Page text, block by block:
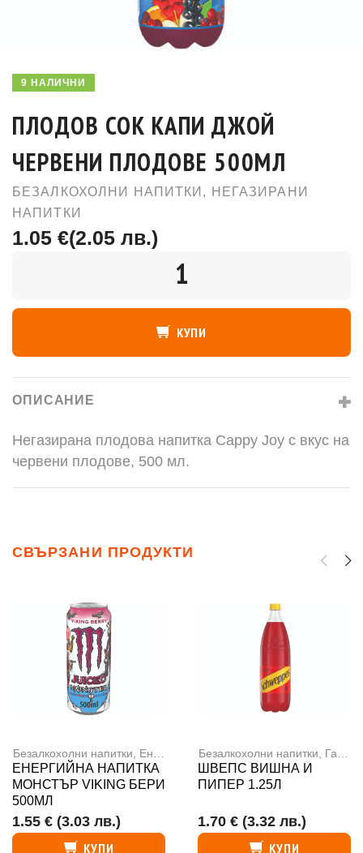
9 НАЛИЧНИ
ПЛОДОВ СОК КАПИ ДЖОЙ
ЧЕРВЕНИ ПЛОДОВЕ 500МЛ
БЕЗАЛКОХОЛНИ НАПИТКИ ,
НЕГАЗИРАНИ
НАПИТКИ
1.05 €(2.05 лв.)
КУПИ
ОПИСАНИЕ
Негазирана плодова напитка Cappy Joy с вкус на
червени плодове, 500 мл.
СВЪРЗАНИ ПРОДУКТИ
Безалкохолни напитки Енергийни напитки
ЕНЕРГИЙНА НАПИТКА
МОНСТЪР VIKING БЕРИ
500МЛ
1.55 € (3.03 лв.)
КУПИ
Безалкохолни напитки Газирани напитки
ШВЕПС ВИШНА И
ПИПЕР 1.25Л
1.70 € (3.32 лв.)
КУПИ